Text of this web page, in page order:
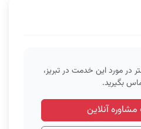
در مورد این خدمت در تبریز،
بگیرید.
آنلاین